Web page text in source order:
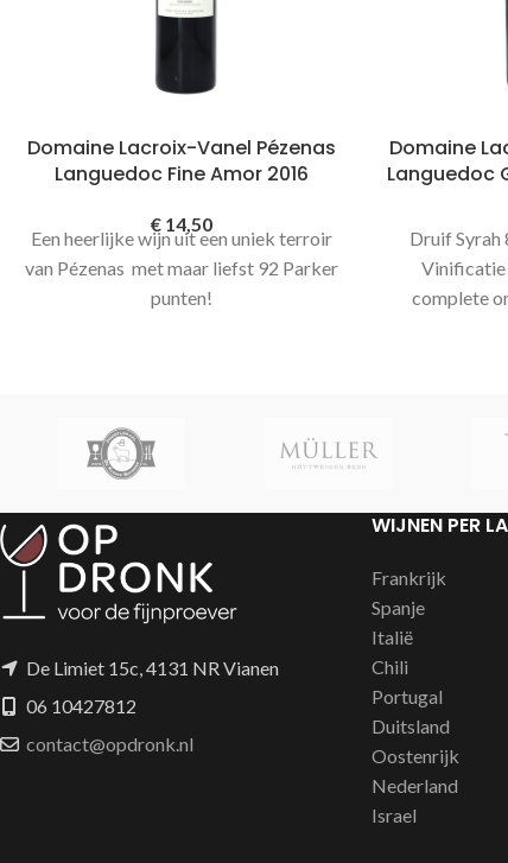
Domaine Lacroix-Vanel Pézenas
Languedoc Fine Amor 2016
€14,50
Een heerlijke wijn uit een uniek terroir
van Pézenas met maar liefst 92 Parker
punten!
Domaine
Languedoc
Druif Syrah
Vinificatie
complete
De Limiet 15c, 4131 NR Vianen
06 10427812
contact@opdronk.nl
WIJNEN PER
Frankrijk
Spanje
Italië
Chili
Portugal
Duitsland
Oostenrijk
Nederland
Israel